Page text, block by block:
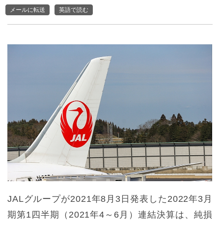
メールに転送 英語で読む
JALグループが2021年8月3日発表した2022年3月
期第1四半期（2021年4～6月）連結決算は、純損